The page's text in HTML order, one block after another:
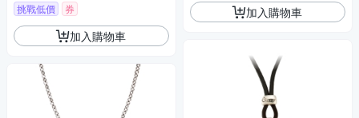
挑戰低價 券
加入購物車
加入購物車